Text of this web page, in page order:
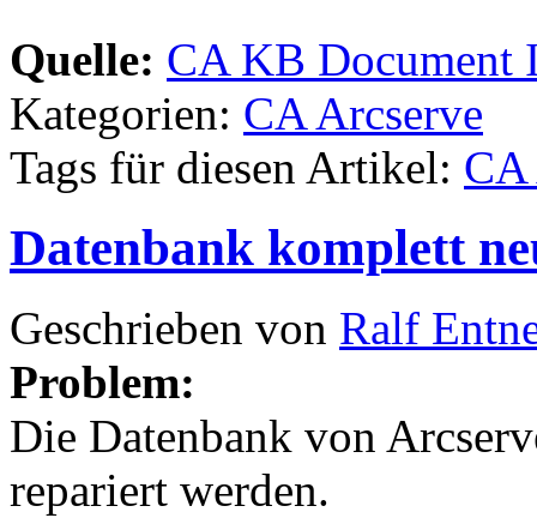
Quelle: CA KB Document
Kategorien: CA Arcserve
Tags für diesen Artikel: CA
Datenbank komplett
Geschrieben von Ralf
Problem:
Die Datenbank von
repariert werden.